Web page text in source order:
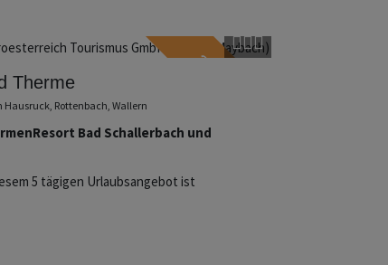
Therme
Rottenbach, Wallern
Bad Schallerbach und
5 tägigen Urlaubsangebot ist